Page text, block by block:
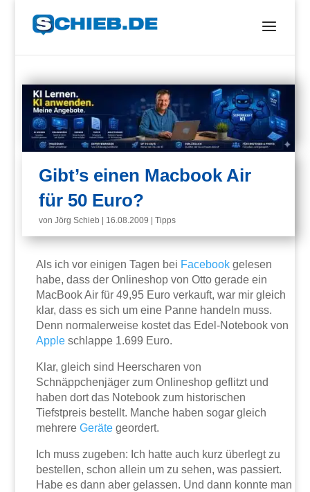
Gibt’s einen Macbook Air
für 50 Euro?
vonJörg Schieb 16.08.2009 |Tipps
Als ich vor einigen Tagen bei Facebook gelesen
habe, dass der Onlineshop von Otto gerade ein
MacBook Air für 49,95 Euro verkauft, war mir gleich
klar, dass es sich um eine Panne handeln muss.
Denn normalerweise kostet das Edel-Notebook von
Apple schlappe 1.699 Euro.
Klar, gleich sind Heerscharen von
Schnäppchenjäger zum Onlineshop geflitzt und
haben dort das Notebook zum historischen
Tiefstpreis bestellt. Manche haben sogar gleich
mehrereGeräte geordert.
Ich muss zugeben: Ich hatte auch kurz überlegt zu
bestellen, schon allein um zu sehen, was passiert.
Habe es dann aber gelassen. Und dann konnte man